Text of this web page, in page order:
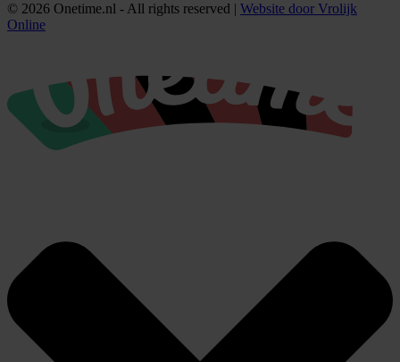
© 2026 Onetime.nl - All rights reserved | Website door Vrolijk
Online